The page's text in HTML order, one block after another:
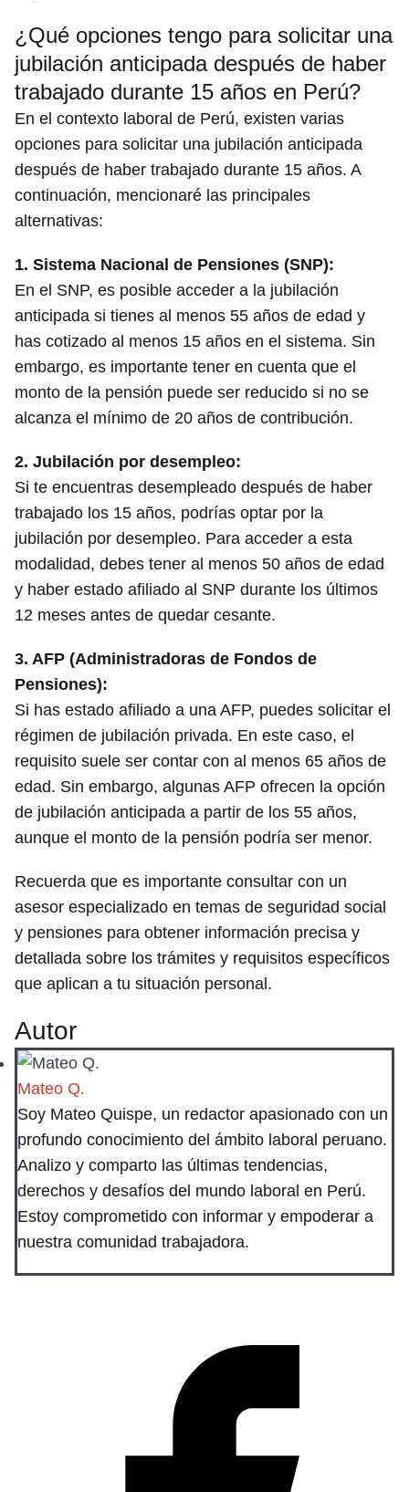
¿Qué opciones tengo para solicitar una
jubilación anticipada después de haber
trabajado durante 15 años en Perú?
En el contexto laboral de Perú, existen varias
opciones para solicitar una jubilación anticipada
después de haber trabajado durante 15 años. A
continuación, mencionaré las principales
alternativas:
1. Sistema Nacional de Pensiones (SNP):
En el SNP, es posible acceder a la jubilación
anticipada si tienes al menos 55 años de edad y
has cotizado al menos 15 años en el sistema. Sin
embargo, es importante tener en cuenta que el
monto de la pensión puede ser reducido si no se
alcanza el mínimo de 20 años de contribución.
2. Jubilación por desempleo:
Si te encuentras desempleado después de haber
trabajado los 15 años, podrías optar por la
jubilación por desempleo. Para acceder a esta
modalidad, debes tener al menos 50 años de edad
y haber estado afiliado al SNP durante los últimos
12 meses antes de quedar cesante.
3. AFP (Administradoras de Fondos de
Pensiones):
Si has estado afiliado a una AFP, puedes solicitar el
régimen de jubilación privada. En este caso, el
requisito suele ser contar con al menos 65 años de
edad. Sin embargo, algunas AFP ofrecen la opción
de jubilación anticipada a partir de los 55 años,
aunque el monto de la pensión podría ser menor.
Recuerda que es importante consultar con un
asesor especializado en temas de seguridad social
y pensiones para obtener información precisa y
detallada sobre los trámites y requisitos específicos
que aplican a tu situación personal.
Autor
Mateo Q.
Soy Mateo Quispe, un redactor apasionado con un
profundo conocimiento del ámbito laboral peruano.
Analizo y comparto las últimas tendencias,
derechos y desafíos del mundo laboral en Perú.
Estoy comprometido con informar y empoderar a
nuestra comunidad trabajadora.